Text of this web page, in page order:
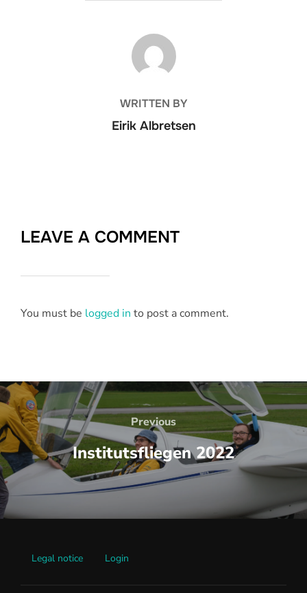
BEITRAGSAUTOR
WRITTEN BY
Eirik Albretsen
LEAVE A COMMENT
You must be logged in to post a comment.
Beitrags-
Navigation
Previous
Previous
Institutsfliegen 2022
Legal notice Login